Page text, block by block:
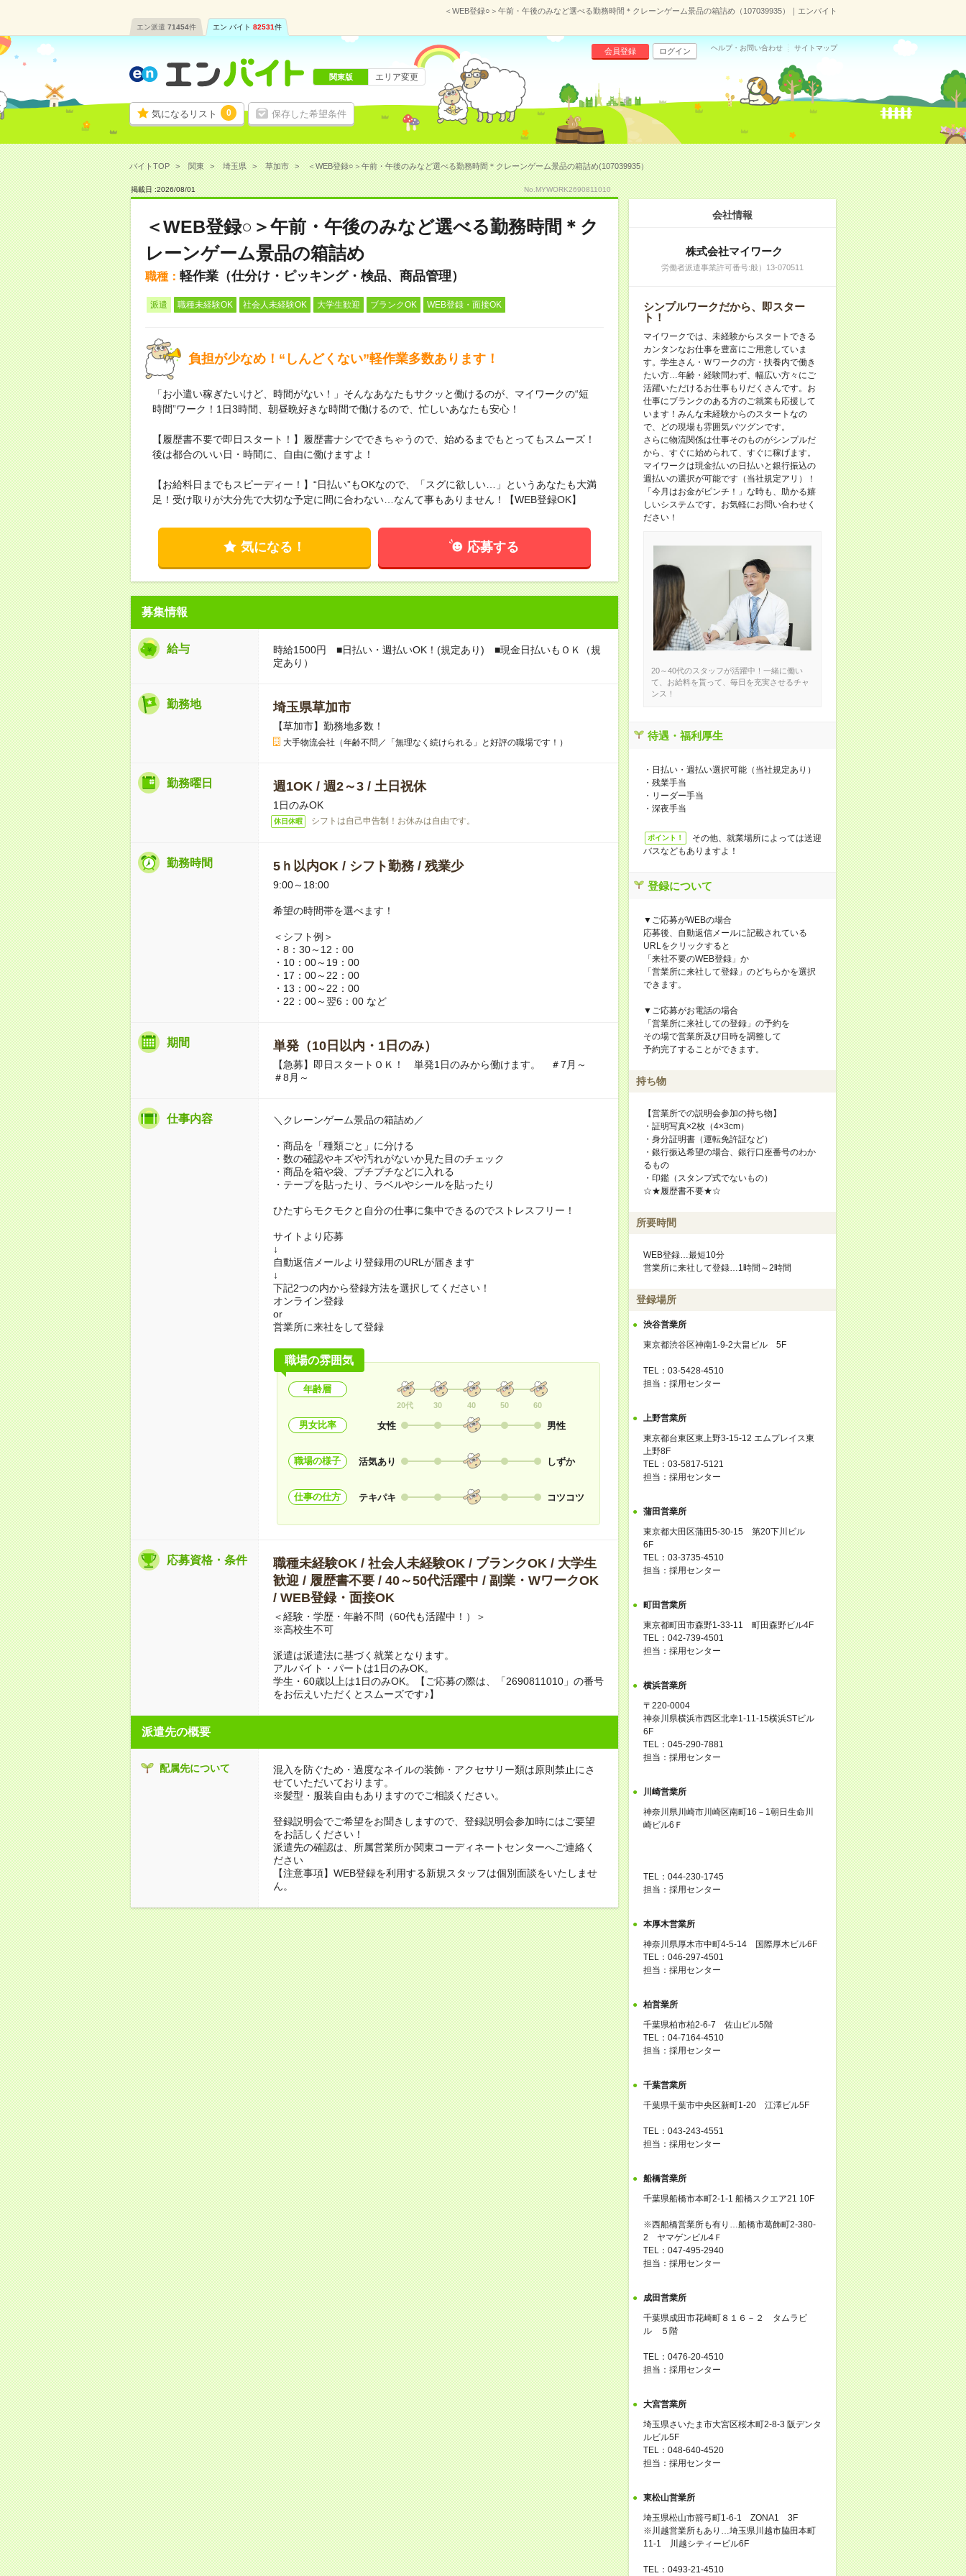
＜WEB登録○＞午前・午後のみなど選べる勤務時間＊クレーンゲーム景品の箱詰め（107039935）｜エンバイト
エン派遣 71454件 エン バイト 82531件
気になるリスト 0 保存した希望条件
会員登録 ログイン ヘルプ・お問い合わせ サイトマップ
関東版 エリア変更
バイトTOP 関東 埼玉県 草加市 ＜WEB登録○＞午前・午後のみなど選べる勤務時間＊クレーンゲーム景品の箱詰め(107039935）
掲載日 :2026/08/01 No.MYWORK2690811010
＜WEB登録○＞午前・午後のみなど選べる勤務時間＊ク
レーンゲーム景品の箱詰め
職種： 軽作業（仕分け・ピッキング・検品、商品管理）
派遣 職種未経験OK 社会人未経験OK 大学生歓迎 ブランクOK WEB登録・面接OK
負担が少なめ！“しんどくない”軽作業多数あります！
「お小遣い稼ぎたいけど、時間がない！」そんなあなたもサクッと働けるのが、マイワークの“短
時間”ワーク！1日3時間、朝昼晩好きな時間で働けるので、忙しいあなたも安心！
【履歴書不要で即日スタート！】履歴書ナシでできちゃうので、始めるまでもとってもスムーズ！
後は都合のいい日・時間に、自由に働けますよ！
【お給料日までもスピーディー！】“日払い”もOKなので、「スグに欲しい…」というあなたも大満
足！受け取りが大分先で大切な予定に間に合わない…なんて事もありません！【WEB登録OK】
気になる！ 応募する
募集情報
給与
時給1500円 ■日払い・週払いOK！(規定あり) ■現金日払いもＯＫ（規
定あり）
勤務地 埼玉県草加市
【草加市】勤務地多数！
大手物流会社（年齢不問／「無理なく続けられる」と好評の職場です！）
勤務曜日 週1OK / 週2～3 / 土日祝休
1日のみOK
休日休暇 シフトは自己申告制！お休みは自由です。
勤務時間 5ｈ以内OK / シフト勤務 / 残業少
9:00～18:00
希望の時間帯を選べます！
＜シフト例＞
・8：30～12：00
・10：00～19：00
・17：00～22：00
・13：00～22：00
・22：00～翌6：00 など
期間 単発（10日以内・1日のみ）
【急募】即日スタートＯＫ！ 単発1日のみから働けます。 ＃7月～
＃8月～
仕事内容 ＼クレーンゲーム景品の箱詰め／
・商品を「種類ごと」に分ける
・数の確認やキズや汚れがないか見た目のチェック
・商品を箱や袋、プチプチなどに入れる
・テープを貼ったり、ラベルやシールを貼ったり
ひたすらモクモクと自分の仕事に集中できるのでストレスフリー！
サイトより応募
↓
自動返信メールより登録用のURLが届きます
↓
下記2つの内から登録方法を選択してください！
オンライン登録
or
営業所に来社をして登録
職場の雰囲気
年齢層
20代 30 40 50 60
男女比率 女性 男性
職場の様子 活気あり しずか
仕事の仕方 テキパキ コツコツ
応募資格・条件
職種未経験OK / 社会人未経験OK / ブランクOK / 大学生
歓迎 / 履歴書不要 / 40～50代活躍中 / 副業・WワークOK
/ WEB登録・面接OK
＜経験・学歴・年齢不問（60代も活躍中！）＞
※高校生不可
派遣は派遣法に基づく就業となります。
アルバイト・パートは1日のみOK。
学生・60歳以上は1日のみOK。【ご応募の際は、「2690811010」の番号
をお伝えいただくとスムーズです♪】
派遣先の概要
配属先について
混入を防ぐため・過度なネイルの装飾・アクセサリー類は原則禁止にさ
せていただいております。
※髪型・服装自由もありますのでご相談ください。
登録説明会でご希望をお聞きしますので、登録説明会参加時にはご要望
をお話しください！
派遣先の確認は、所属営業所か関東コーディネートセンターへご連絡く
ださい
【注意事項】WEB登録を利用する新規スタッフは個別面談をいたしませ
ん。
会社情報
株式会社マイワーク
労働者派遣事業許可番号:般）13-070511
シンプルワークだから、即スター
ト！
マイワークでは、未経験からスタートできる
カンタンなお仕事を豊富にご用意していま
す。学生さん・Ｗワークの方・扶養内で働き
たい方…年齢・経験問わず、幅広い方々にご
活躍いただけるお仕事もりだくさんです。お
仕事にブランクのある方のご就業も応援して
います！みんな未経験からのスタートなの
で、どの現場も雰囲気バツグンです。
さらに物流関係は仕事そのものがシンプルだ
から、すぐに始められて、すぐに稼げます。
マイワークは現金払いの日払いと銀行振込の
週払いの選択が可能です（当社規定アリ）！
「今月はお金がピンチ！」な時も、助かる嬉
しいシステムです。お気軽にお問い合わせく
ださい！
20～40代のスタッフが活躍中！一緒に働い
て、お給料を貰って、毎日を充実させるチャ
ンス！
待遇・福利厚生
・日払い・週払い選択可能（当社規定あり）
・残業手当
・リーダー手当
・深夜手当
ポイント！
その他、就業場所によっては送迎
バスなどもありますよ！
登録について
▼ご応募がWEBの場合
応募後、自動返信メールに記載されている
URLをクリックすると
「来社不要のWEB登録」か
「営業所に来社して登録」のどちらかを選択
できます。
▼ご応募がお電話の場合
「営業所に来社しての登録」の予約を
その場で営業所及び日時を調整して
予約完了することができます。
持ち物
【営業所での説明会参加の持ち物】
・証明写真×2枚（4×3cm）
・身分証明書（運転免許証など）
・銀行振込希望の場合、銀行口座番号のわか
るもの
・印鑑（スタンプ式でないもの）
☆★履歴書不要★☆
所要時間
WEB登録…最短10分
営業所に来社して登録…1時間～2時間
登録場所
渋谷営業所
東京都渋谷区神南1-9-2大畠ビル 5F
TEL：03-5428-4510
担当：採用センター
上野営業所
東京都台東区東上野3-15-12 エムプレイス東
上野8F
TEL：03-5817-5121
担当：採用センター
蒲田営業所
東京都大田区蒲田5-30-15 第20下川ビル
6F
TEL：03-3735-4510
担当：採用センター
町田営業所
東京都町田市森野1-33-11 町田森野ビル4F
TEL：042-739-4501
担当：採用センター
横浜営業所
〒220-0004
神奈川県横浜市西区北幸1-11-15横浜STビル
6F
TEL：045-290-7881
担当：採用センター
川崎営業所
神奈川県川崎市川崎区南町16－1朝日生命川
崎ビル6Ｆ
TEL：044-230-1745
担当：採用センター
本厚木営業所
神奈川県厚木市中町4-5-14 国際厚木ビル6F
TEL：046-297-4501
担当：採用センター
柏営業所
千葉県柏市柏2-6-7 佐山ビル5階
TEL：04-7164-4510
担当：採用センター
千葉営業所
千葉県千葉市中央区新町1-20 江澤ビル5F
TEL：043-243-4551
担当：採用センター
船橋営業所
千葉県船橋市本町2-1-1 船橋スクエア21 10F
※西船橋営業所も有り…船橋市葛飾町2-380-
2 ヤマゲンビル4Ｆ
TEL：047-495-2940
担当：採用センター
成田営業所
千葉県成田市花崎町８１６－２ タムラビ
ル ５階
TEL：0476-20-4510
担当：採用センター
大宮営業所
埼玉県さいたま市大宮区桜木町2-8-3 阪デンタ
ルビル5F
TEL：048-640-4520
担当：採用センター
東松山営業所
埼玉県松山市箭弓町1-6-1 ZONA1 3F
※川越営業所もあり…埼玉県川越市脇田本町
11-1 川越シティービル6F
TEL：0493-21-4510